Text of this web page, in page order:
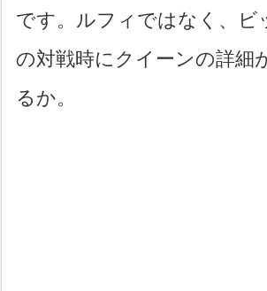
です。ルフィではなく、ビ
の対戦時にクイーンの詳細
るか。